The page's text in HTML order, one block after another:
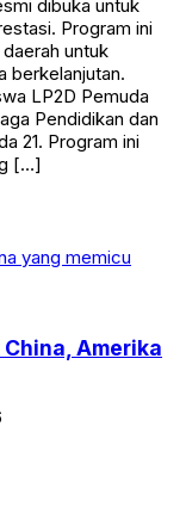
dibuka untuk
Program ini
untuk
berkelanjutan.
LP2D Pemuda
Pendidikan dan
21. Program ini
[…]
Amerika